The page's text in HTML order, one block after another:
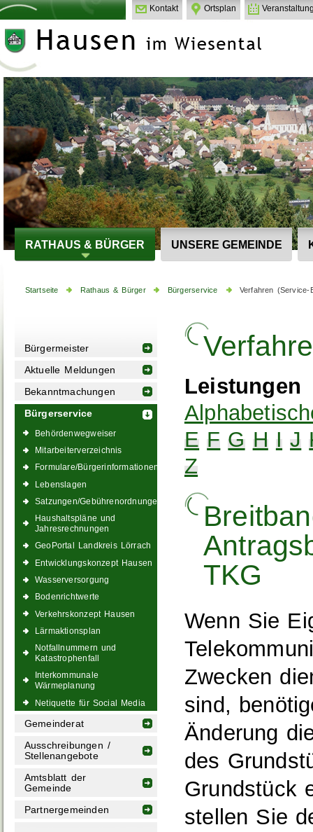
Kontakt Ortsplan
RATHAUS & BÜRGER UNSERE GEMEINDE
Startseite Rathaus & Bürger Bürgerservice Verfahren (Service-
Bürgermeister
Aktuelle Meldungen
Bekanntmachungen
Bürgerservice
Behördenwegweiser
Mitarbeiterverzeichnis
Formulare/Bürgerinformationen
Lebenslagen
Satzungen/Gebührenordnungen
Haushaltspläne und
Jahresrechnungen
GeoPortal Landkreis Lörrach
Entwicklungskonzept Hausen
Wasserversorgung
Bodenrichtwerte
Verkehrskonzept Hausen
Lärmaktionsplan
Notfallnummern und
Katastrophenfall
Interkommunale
Wärmeplanung
Netiquette für Social Media
Gemeinderat
Ausschreibungen /
Stellenangebote
Amtsblatt der
Gemeinde
Partnergemeinden
Leistungen
E F G H I J
Z
TKG
Wenn Sie
Zwecken
sind,
Änderung
des
Grundstück
stellen Sie